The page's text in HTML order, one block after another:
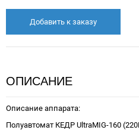
Добавить к заказу
ОПИСАНИЕ
Описание аппарата:
Полуавтомат КЕДР UltraMIG-160